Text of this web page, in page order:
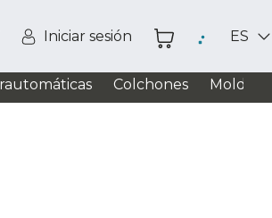
Iniciar sesión ES
Colchones